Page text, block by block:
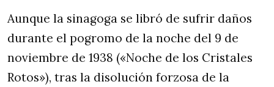
Aunque la sinagoga se libró de sufrir daños
durante el pogromo de la noche del 9 de
noviembre de 1938 («Noche de los Cristales
Rotos»), tras la disolución forzosa de la